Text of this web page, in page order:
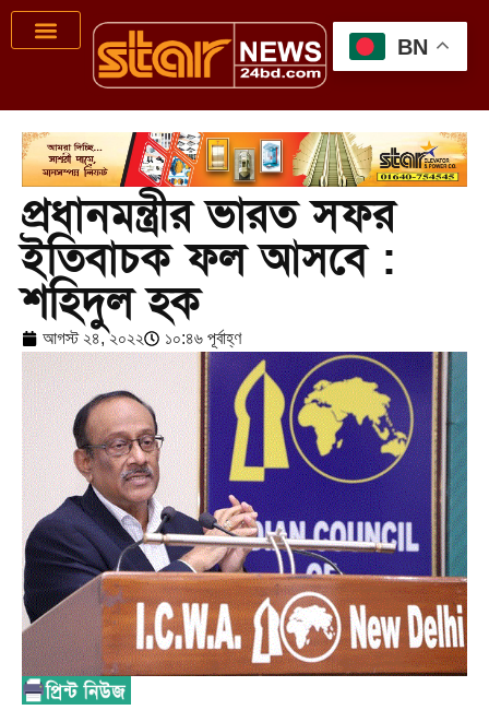
প্রধানমন্ত্রীর ভারত সফর
ইতিবাচক ফল আসবে :
শহিদুল হক
আগস্ট ২৪, ২০২২ ১০:৪৬ পূর্বাহ্ণ
BN